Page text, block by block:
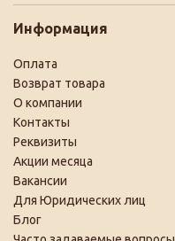
Информация
Оплата
Возврат товара
О компании
Контакты
Реквизиты
Акции месяца
Вакансии
Для Юридических лиц
Блог